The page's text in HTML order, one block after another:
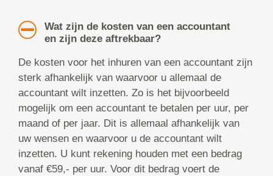
Wat zijn de kosten van een accountant
en zijn deze aftrekbaar?
De kosten voor het inhuren van een accountant zijn
sterk afhankelijk van waarvoor u allemaal de
accountant wilt inzetten. Zo is het bijvoorbeeld
mogelijk om een accountant te betalen per uur, per
maand of per jaar. Dit is allemaal afhankelijk van
uw wensen en waarvoor u de accountant wilt
inzetten. U kunt rekening houden met een bedrag
vanaf €59,- per uur. Voor dit bedrag voert de